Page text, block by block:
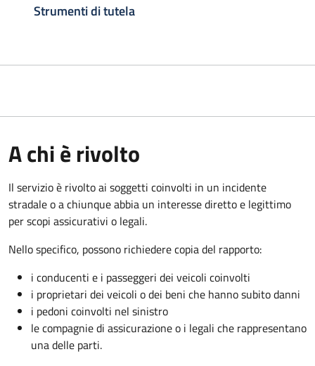
Strumenti di tutela
A chi è rivolto
Il servizio è rivolto ai soggetti coinvolti in un incidente
stradale o a chiunque abbia un interesse diretto e legittimo
per scopi assicurativi o legali.
Nello specifico, possono richiedere copia del rapporto:
i conducenti e i passeggeri dei veicoli coinvolti
i proprietari dei veicoli o dei beni che hanno subito danni
i pedoni coinvolti nel sinistro
le compagnie di assicurazione o i legali che rappresentano
una delle parti.